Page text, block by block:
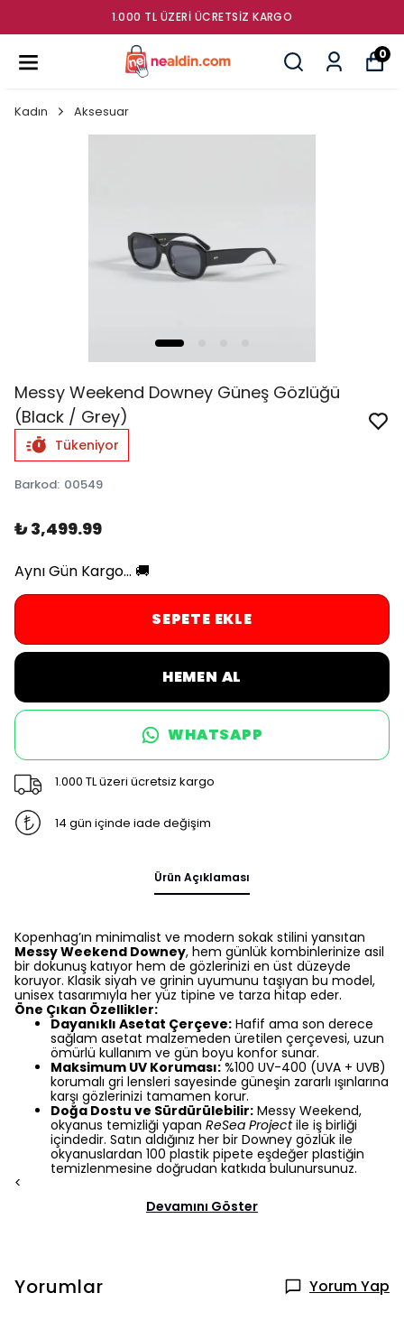
ÜZERI ÜCRETSIZ KARGO
0
Kadın Aksesuar
Messy Weekend Downey Güneş Gözlüğü
(Black / Grey)
Tükeniyor
Barkod: 00549
₺ 3,499.99
Aynı Gün Kargo... 🚚
SEPETE EKLE
HEMEN AL
WHATSAPP
1.000 TL üzeri ücretsiz kargo
14 gün içinde iade değişim
Ürün Açıklaması
Kopenhag’ın minimalist ve modern sokak stilini yansıtan
Messy Weekend Downey, hem günlük kombinlerinize asil
bir dokunuş katıyor hem de gözlerinizi en üst düzeyde
koruyor. Klasik siyah ve grinin uyumunu taşıyan bu model,
unisex tasarımıyla her yüz tipine ve tarza hitap eder.
Öne Çıkan Özellikler:
Dayanıklı Asetat Çerçeve: Hafif ama son derece
sağlam asetat malzemeden üretilen çerçevesi, uzun
ömürlü kullanım ve gün boyu konfor sunar.
Maksimum UV Koruması: %100 UV-400 (UVA + UVB)
korumalı gri lensleri sayesinde güneşin zararlı ışınlarına
karşı gözlerinizi tamamen korur.
Doğa Dostu ve Sürdürülebilir: Messy Weekend,
okyanus temizliği yapan ReSea Projectile iş birliği
içindedir. Satın aldığınız her bir Downey gözlük ile
okyanuslardan 100 plastik pipete eşdeğer plastiğin
temizlenmesine doğrudan katkıda bulunursunuz.
<
Devamını Göster
Yorumlar Yorum Yap